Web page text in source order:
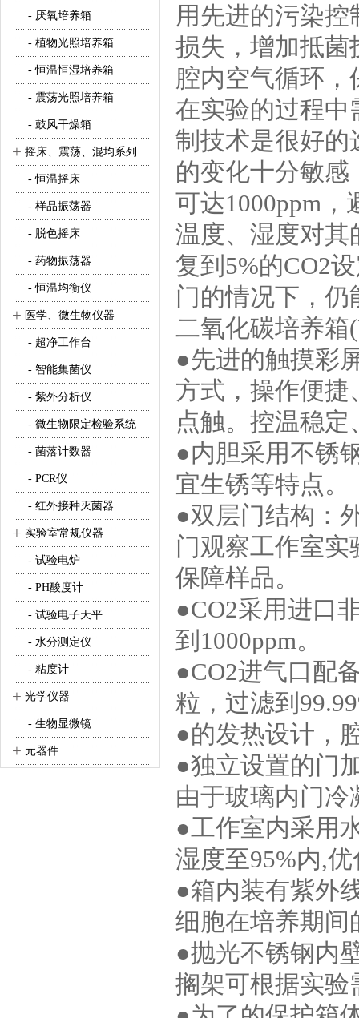
- 厌氧培养箱
- 植物光照培养箱
- 恒温恒湿培养箱
- 震荡光照培养箱
- 鼓风干燥箱
+ 摇床、震荡、混均系列
- 恒温摇床
- 样品振荡器
- 脱色摇床
- 药物振荡器
- 恒温均衡仪
+ 医学、微生物仪器
- 超净工作台
- 智能集菌仪
- 紫外分析仪
- 微生物限定检验系统
- 菌落计数器
- PCR仪
- 红外接种灭菌器
+ 实验室常规仪器
- 试验电炉
- PH酸度计
- 试验电子天平
- 水分测定仪
- 粘度计
+ 光学仪器
- 生物显微镜
+ 元器件
用先进的污染
损失，增加抵菌
腔内空气循环，
在实验的过程中
制技术是很好的
的变化十分敏
可达1000ppm
温度、湿度对其
复到5%的CO2
门的情况下，
二氧化碳培养箱
●先进的触摸彩
方式，操作便
点触。控温稳
●内胆采用不锈
宜生锈等特点。
●双层门结构：
门观察工作室
保障样品。
●CO2采用进口
到1000ppm。
●CO2进气口配
粒，过滤到
●的发热设计，
●独立设置的门
由于玻璃内门
●工作室内采用
湿度至95%内,
●箱内装有紫外
细胞在培养期间
●抛光不锈钢内
搁架可根据实验